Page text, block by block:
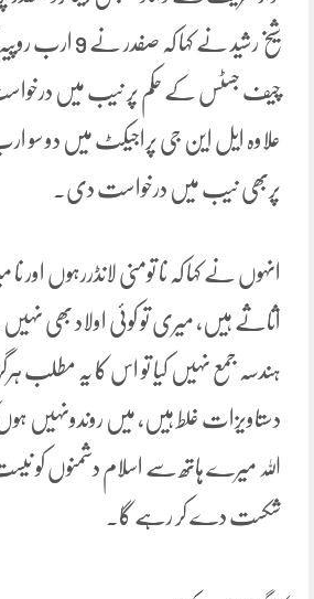
شیخ رشید نے کہا کہ
چیف جسٹس کے حکم پر نیب میں
علاوہ ایل این جی پراجیکٹ میں دو سو
پربھی نیب میں درخواست دی۔
انہوں نے کہا کہ نا تومنی لانڈررہوں
اثاثے ہیں، میری تو کوئی اولاد بھی
ہندسہ جمع نہیں کیا تو اس کا یہ مطلب
دستاویزات غلط ہیں، میں روندونہیں ہوں
اللہ میرے ہاتھ سے اسلام دشمنوں کو
شکست دے کر رہے گا۔